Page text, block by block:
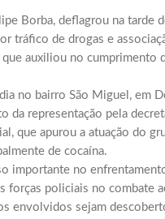
Borba, deflagrou na tarde
tráfico de drogas e
auxiliou no cumprimento
no bairro São Miguel, em
da representação pela
que apurou a atuação do
de cocaína.
importante no
forças policiais no combate
envolvidos sejam